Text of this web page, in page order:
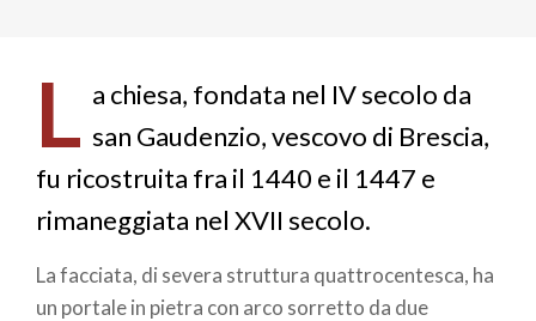
L a chiesa, fondata nel IV secolo da
san Gaudenzio, vescovo di Brescia,
fu ricostruita fra il 1440 e il 1447 e
rimaneggiata nel XVII secolo.
La facciata, di severa struttura quattrocentesca, ha
un portale in pietra con arco sorretto da due